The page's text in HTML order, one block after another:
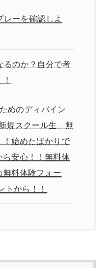
レーを確認しよ
るのか？自分で考
めのディバイン
規スクール生、無
！始めたばかりで
ら安心！！無料体
料体験フォー
トから！！